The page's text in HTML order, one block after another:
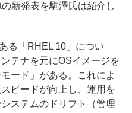
新発表を駒澤氏は紹介し
る「RHEL 10」につい
テナを元にOSイメージを
ード」がある。これによ
ピードが向上し、運用を
ステムのドリフト（管理